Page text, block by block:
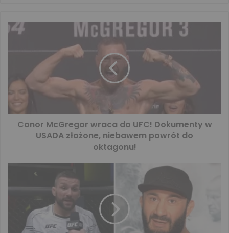
Conor McGregor wraca do UFC! Dokumenty w
USADA złożone, niebawem powrót do
oktagonu!